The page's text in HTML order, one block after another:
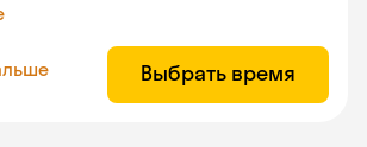
Выбрать время